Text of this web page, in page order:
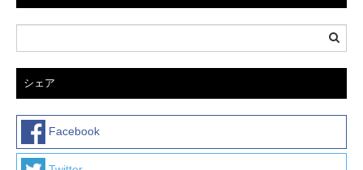
シェア
Facebook